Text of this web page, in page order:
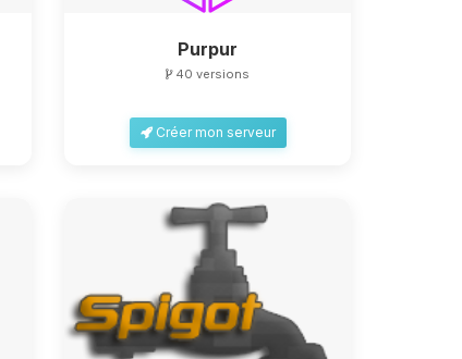
Purpur
40 versions
Créer mon serveur